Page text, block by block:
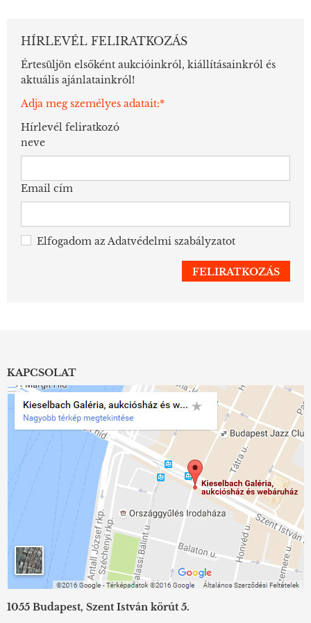
HÍRLEVÉL FELIRATKOZÁS
Értesüljön elsőként aukcióinkról, kiállításainkról és
aktuális ajánlatainkról!
Adja meg személyes adatait:*
Hírlevél feliratkozó
neve
Email cím
Elfogadom azAdatvédelmi szabályzatot
KAPCSOLAT
1055 Budapest, Szent István körút 5.